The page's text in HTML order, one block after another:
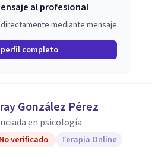
al profesional
mediante mensaje
completo
González Pérez
en psicología
No verificado Terapia Online